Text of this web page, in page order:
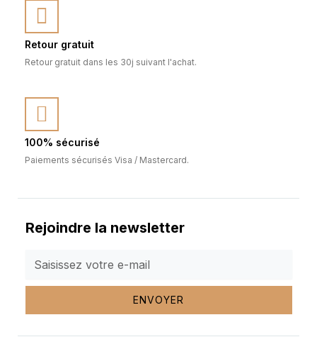
Retour gratuit
Retour gratuit dans les 30j suivant l'achat.
100% sécurisé
Paiements sécurisés Visa / Mastercard.
Rejoindre la newsletter
ENVOYER